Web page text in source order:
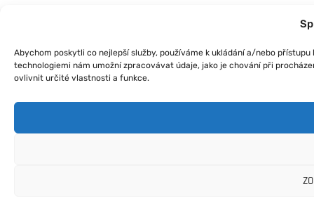
Abychom poskytli co nejlepší služby, používáme k ukládání a/nebo
technologiemi nám umožní zpracovávat údaje, jako je chování při
ovlivnit určité vlastnosti a funkce.